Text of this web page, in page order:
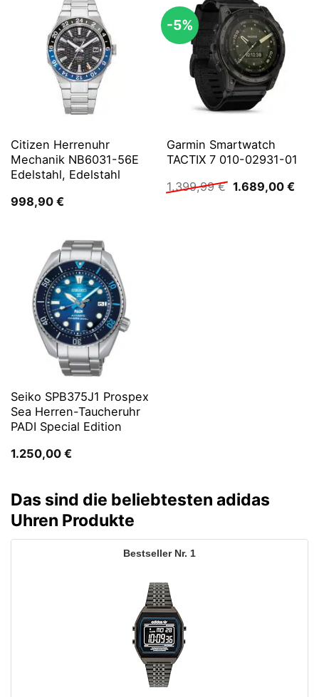
Citizen Herrenuhr
Mechanik NB6031-56E
Edelstahl, Edelstahl
998,90 €
-5%
Garmin Smartwatch
TACTIX 7 010-02931-01
1.399,99€ Ursprünglicher
1.689,00 €
Seiko SPB375J1 Prospex
Sea Herren-Taucheruhr
PADI Special Edition
1.250,00 €
Das sind die beliebtesten adidas
Uhren Produkte
1